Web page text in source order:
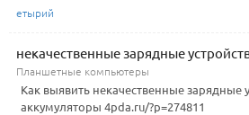
етырий
некачественные зарядные
Планшетные компьютеры
Как выявить некачественные зарядные
аккумуляторы 4pda.ru/?p=274811